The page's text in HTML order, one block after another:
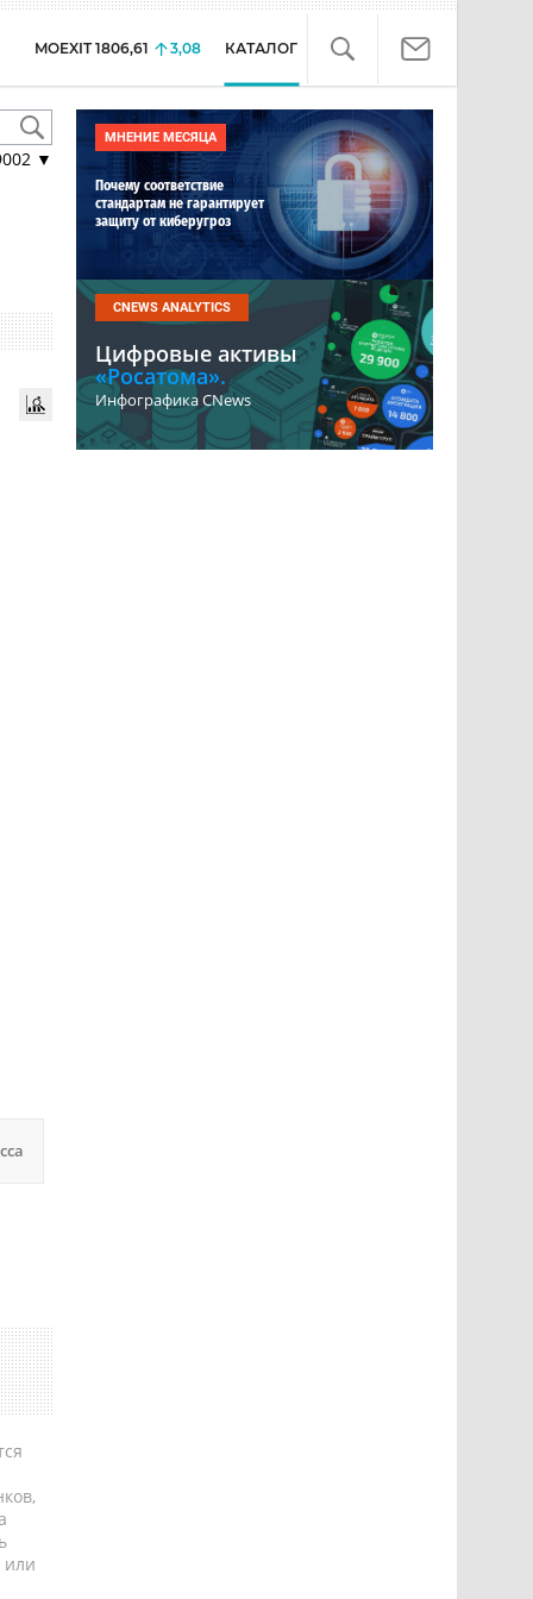
MOEXIT 1806,61 3,08 КАТАЛОГ
▼
или
МНЕНИЕ МЕСЯЦА
Почему соответствие
стандартам не гарантирует
защиту от киберугроз
CNEWS ANALYTICS
Цифровые активы
«Росатома».
Инфографика CNews